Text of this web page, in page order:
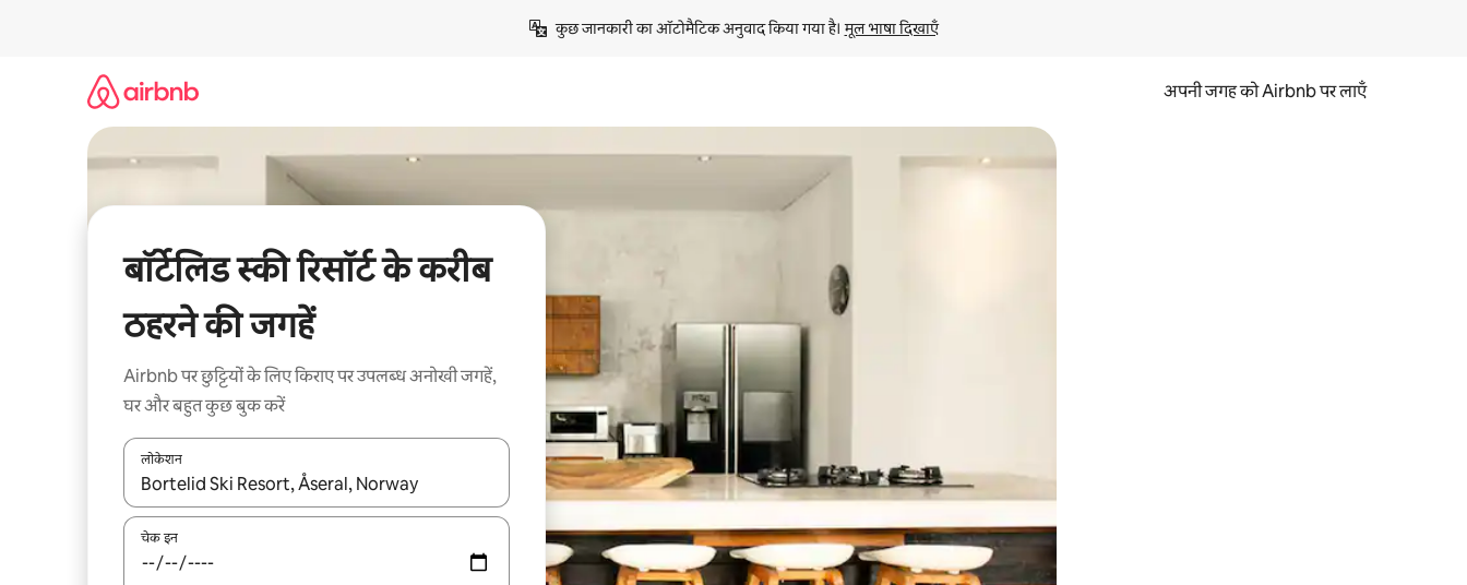
कुछ जानकारी का ऑटोमैटिक अनुवाद किया गया है। मूल भाषा दिखाएँ
अपनी जगह को Airbnb पर लाएँ
बॉर्टेलिड स्की रिसॉर्ट के करीब
ठहरने की जगहें
Airbnb पर छुट्टियों के लिए किराए पर उपलब्ध अनोखी जगहें,
घर और बहुत कुछ बुक करें
लोकेशन
नतीजों के उपलब्ध होने पर, अप और डाउन 'ऐरो की' का इस्तेमाल करके नेविगेट करें या टच या फिर स्वाइप जेस्चर का इस्तेमाल करके एक्सप्लोर करें।
चेक इन